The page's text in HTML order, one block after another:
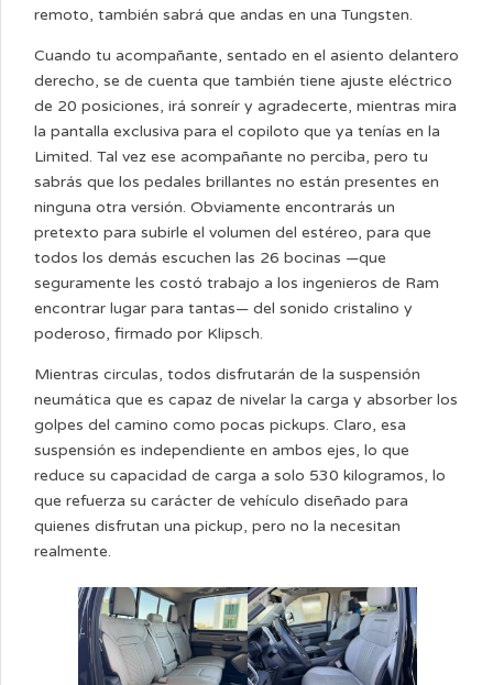
remoto, también sabrá que andas en una Tungsten.
Cuando tu acompañante, sentado en el asiento delantero
derecho, se de cuenta que también tiene ajuste eléctrico
de 20 posiciones, irá sonreír y agradecerte, mientras mira
la pantalla exclusiva para el copiloto que ya tenías en la
Limited. Tal vez ese acompañante no perciba, pero tu
sabrás que los pedales brillantes no están presentes en
ninguna otra versión. Obviamente encontrarás un
pretexto para subirle el volumen del estéreo, para que
todos los demás escuchen las 26 bocinas —que
seguramente les costó trabajo a los ingenieros de Ram
encontrar lugar para tantas— del sonido cristalino y
poderoso, firmado por Klipsch.
Mientras circulas, todos disfrutarán de la suspensión
neumática que es capaz de nivelar la carga y absorber los
golpes del camino como pocas pickups. Claro, esa
suspensión es independiente en ambos ejes, lo que
reduce su capacidad de carga a solo 530 kilogramos, lo
que refuerza su carácter de vehículo diseñado para
quienes disfrutan una pickup, pero no la necesitan
realmente.